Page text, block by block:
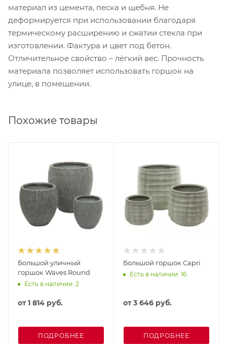
материал из цемента, песка и щебня. Не
деформируется при использовании благодаря
термическому расширению и сжатии стекла при
изготовлении. Фактура и цвет под бетон.
Отличительное свойство – лёгкий вес. Прочность
материала позволяет использовать горшок на
улице, в помещении.
Похожие товары
Большой уличный
горшок Waves Round
Есть в наличии: 2
от1 814 руб.
ПОДРОБНЕЕ
Большой горшок Capri
Есть в наличии: 16
от3 646 руб.
ПОДРОБНЕЕ